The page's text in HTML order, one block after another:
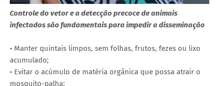
Controle do vetor e a detecção precoce de animais
infectados são fundamentais para impedir a disseminação
• Manter quintais limpos, sem folhas, frutos, fezes ou lixo
acumulado;
• Evitar o acúmulo de matéria orgânica que possa atrair o
mosquito-palha;